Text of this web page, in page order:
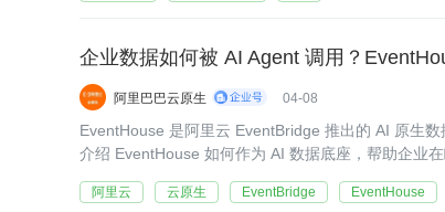
企业数据如何被 AI Agent 调用？
阿里巴巴云原生 04-08
EventHouse 是阿里云 EventBridge 推出的 AI 原生
介绍 EventHouse 如何作为 AI 数据底座，帮助企业
阿里云 云原生 EventBridge EventHouse